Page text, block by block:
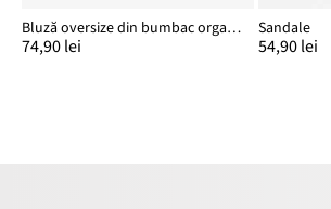
Bluză oversize din bumbac organic 100%
74,90 lei
Sandale
54,90 lei